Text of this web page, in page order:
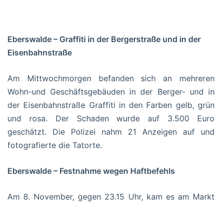
Eberswalde – Graffiti in der Bergerstraße und in der
Eisenbahnstraße
Am Mittwochmorgen befanden sich an mehreren
Wohn-und Geschäftsgebäuden in der Berger- und in
der Eisenbahnstraße Graffiti in den Farben gelb, grün
und rosa. Der Schaden wurde auf 3.500 Euro
geschätzt. Die Polizei nahm 21 Anzeigen auf und
fotografierte die Tatorte.
Eberswalde – Festnahme wegen Haftbefehls
Am 8. November, gegen 23.15 Uhr, kam es am Markt